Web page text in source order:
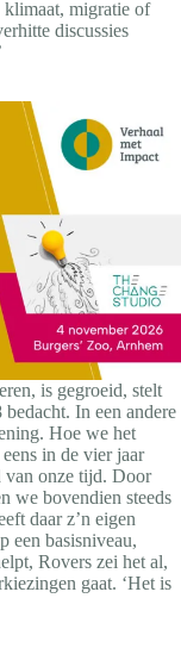
klimaat, migratie of
discussies
is gegroeid, stelt
In een andere
Hoe we het
in de vier jaar
van onze tijd. Door
we bovendien steeds
daar z’n eigen
een basisniveau,
Rovers zei het al,
gaat. ‘Het is